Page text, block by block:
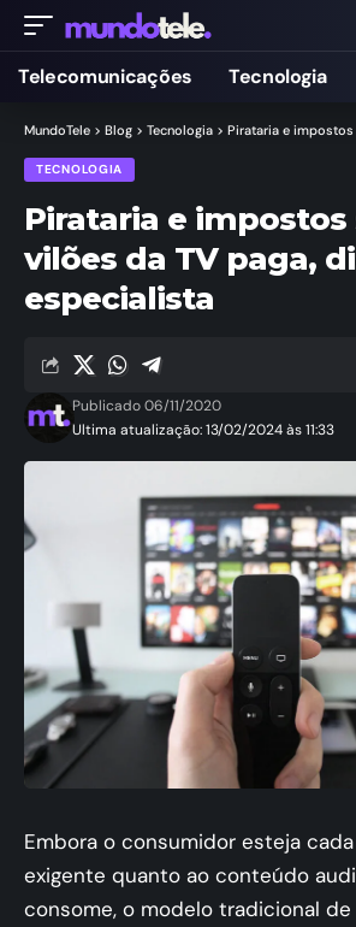
Telecomunicações Tecnologia
MundoTele > Blog > Tecnologia > Pirataria e impostos são os
TECNOLOGIA
Pirataria e impostos
vilões da TV paga,
especialista
Ultima atualização: 13/02/2024 às 11:33
Publicado 06/11/2020
Embora o consumidor esteja
exigente quanto ao conteúdo
consome, o modelo tradicional de